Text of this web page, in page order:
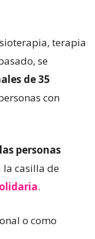
terapia
se
de 35
con
personas
la casilla de
.
o como